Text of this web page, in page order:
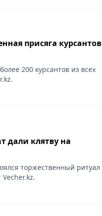
присяга курсантов
200 курсантов из всех
дали клятву на
торжественный ритуал